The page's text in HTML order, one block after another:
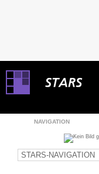
NAVIGATION